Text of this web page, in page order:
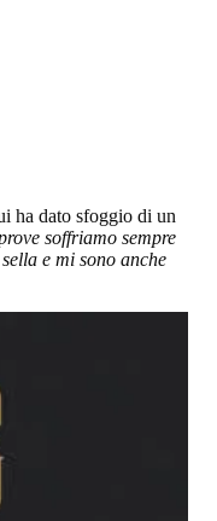
ha dato sfoggio di un
soffriamo sempre
e mi sono anche